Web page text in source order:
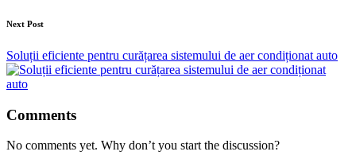
Next Post
Soluții eficiente pentru curățarea sistemului de aer condiționat auto
Comments
No comments yet. Why don’t you start the discussion?